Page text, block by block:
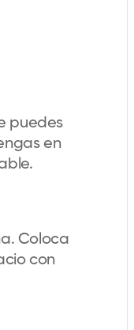
puedes
en
Coloca
con